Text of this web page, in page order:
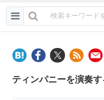
ティンパニーを演奏